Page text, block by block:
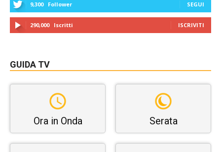
9,300 Follower SEGUI
290,000 Iscritti ISCRIVITI
GUIDA TV
Ora in Onda Serata